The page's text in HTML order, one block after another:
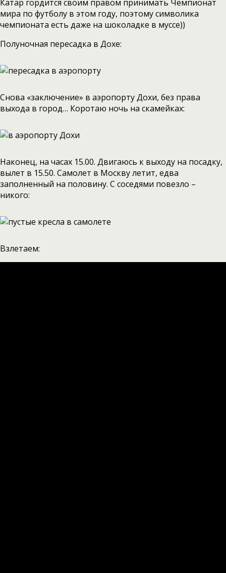
Катар гордится своим правом принимать Чемпионат
мира по футболу в этом году, поэтому символика
чемпионата есть даже на шоколадке в муссе))
Полуночная пересадка в Дохе:
Снова «заключение» в аэропорту Дохи, без права
выхода в город… Коротаю ночь на скамейках:
Наконец, на часах 15.00. Двигаюсь к выходу на посадку,
вылет в 15.50. Самолет в Москву летит, едва
заполненный на половину. С соседями повезло –
никого:
Взлетаем: